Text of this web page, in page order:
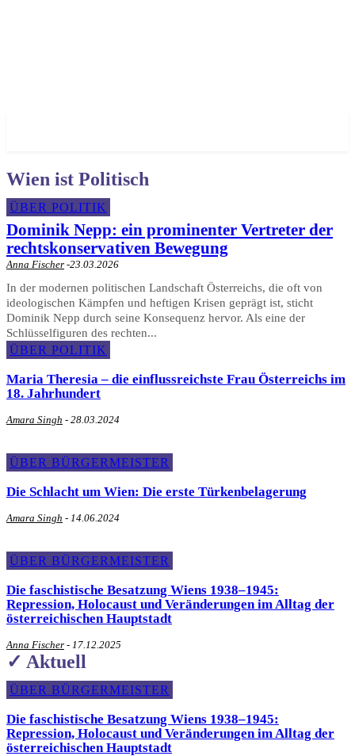
Wien ist Politisch
ÜBER POLITIK
Dominik Nepp: ein prominenter Vertreter der
rechtskonservativen Bewegung
Anna Fischer -23.03.2026
In der modernen politischen Landschaft Österreichs, die oft von
ideologischen Kämpfen und heftigen Krisen geprägt ist, sticht
Dominik Nepp durch seine Konsequenz hervor. Als eine der
Schlüsselfiguren des rechten...
ÜBER POLITIK
Maria Theresia – die einflussreichste Frau Österreichs im
18. Jahrhundert
Amara Singh - 28.03.2024
ÜBER BÜRGERMEISTER
Die Schlacht um Wien: Die erste Türkenbelagerung
Amara Singh - 14.06.2024
ÜBER BÜRGERMEISTER
Die faschistische Besatzung Wiens 1938–1945:
Repression, Holocaust und Veränderungen im Alltag der
österreichischen Hauptstadt
Anna Fischer - 17.12.2025
✓ Aktuell
ÜBER BÜRGERMEISTER
Die faschistische Besatzung Wiens 1938–1945:
Repression, Holocaust und Veränderungen im Alltag der
österreichischen Hauptstadt